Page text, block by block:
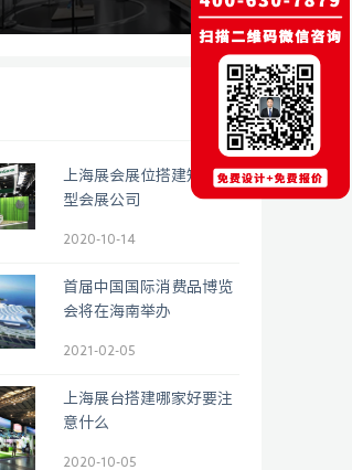
上海展会展位搭建知名大
型会展公司
2020-10-14
首届中国国际消费品博览
会将在海南举办
2021-02-05
上海展台搭建哪家好要注
意什么
2020-10-05